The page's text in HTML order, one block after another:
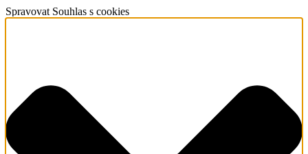
Spravovat Souhlas s cookies